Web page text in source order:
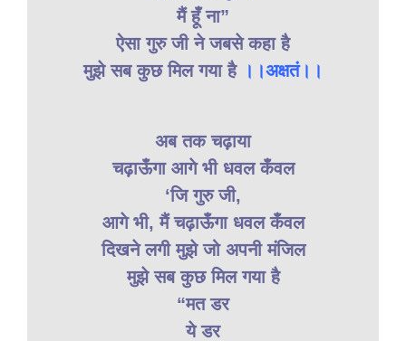
मैं हूँ ना”
ऐसा गुरु जी ने जबसे कहा है
मुझे सब कुछ मिल गया है ।।अक्षतं।।
अब तक चढ़ाया
चढ़ाऊँगा आगे भी धवल कँवल
‘जि गुरु जी,
आगे भी, मैं चढ़ाऊँगा धवल कँवल
दिखने लगी मुझे जो अपनी मंजिल
मुझे सब कुछ मिल गया है
“मत डर
ये डर